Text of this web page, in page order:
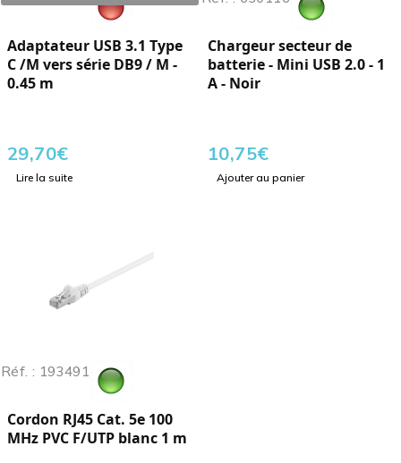
Adaptateur USB 3.1 Type
C /M vers série DB9 / M -
0.45 m
29,70€
Lire la suite
Chargeur secteur de
batterie - Mini USB 2.0 - 1
A - Noir
10,75€
Ajouter au panier
Réf. : 193491
Cordon RJ45 Cat. 5e 100
MHz PVC F/UTP blanc 1 m